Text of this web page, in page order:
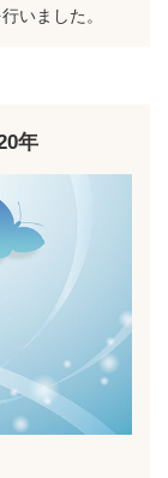
いました。
年